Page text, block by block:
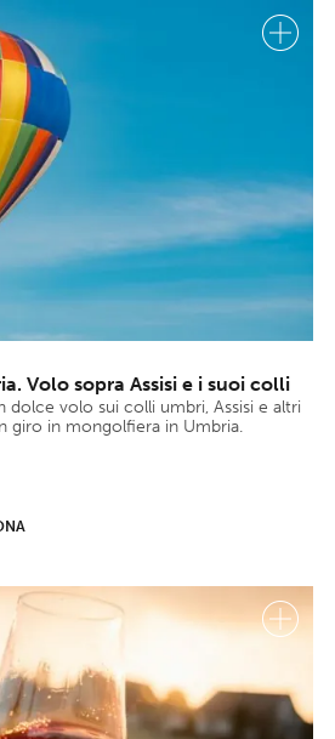
Volo sopra Assisi e i suoi colli
volo sui colli umbri, Assisi e altri
giro in mongolfiera in Umbria.